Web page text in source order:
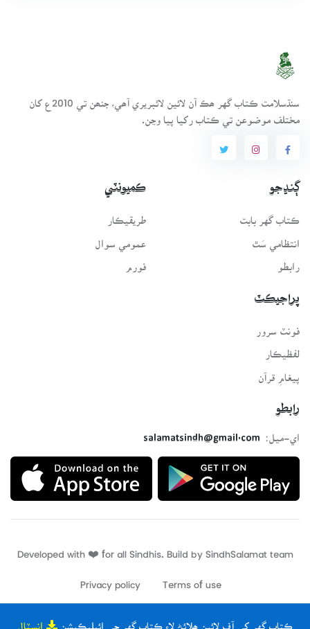
ڪتاب گهر کي آف لائين ھلائڻ لاءِ ڪتاب گهر جي ائپليڪيشن انسٽال
سنڌسلامت ڪتاب گهر ھڪ آن لائين لائبريري آھي، جنھن تي 2010ع کان
مختلف موضوعن تي ڪتاب رکيا پيا وڃن.
ڳنڍجو
ڪتاب گهر بابت
انتظامي سَٿ
رابطو
ڪميونٽي
طريقيڪار
عمومي سوال
فورم
پراجيڪٽ
لفظيڪار
پيغامِ قرآن
رابطو
اي-ميل:
salamatsindh@gmail.com
Developed with ❤️ for all Sindhis. Build by
Terms of use